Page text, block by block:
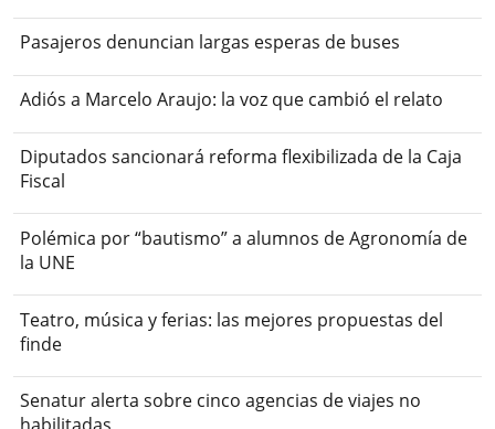
Pasajeros denuncian largas esperas de buses
Adiós a Marcelo Araujo: la voz que cambió el relato
Diputados sancionará reforma flexibilizada de la Caja
Fiscal
Polémica por “bautismo” a alumnos de Agronomía de
la UNE
Teatro, música y ferias: las mejores propuestas del
finde
Senatur alerta sobre cinco agencias de viajes no